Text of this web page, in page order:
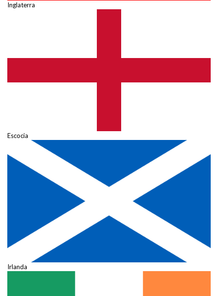
Inglaterra
Escocia
Irlanda